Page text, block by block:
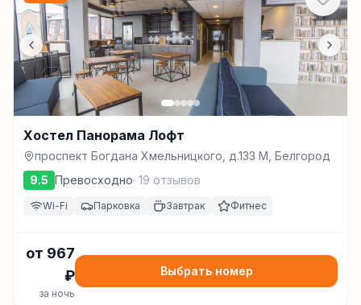
Хостел Панорама Лофт
проспект Богдана Хмельницкого, д.133 М, Белгород
9.5 Превосходно· 19 отзывов
Wi-Fi Парковка Завтрак Фитнес
от 967
₽
за ночь
Выбрать номер